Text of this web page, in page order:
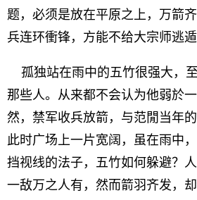
题，必须是放在平原之上，万箭
兵连环衝锋，方能不给大宗师逃遁
孤独站在雨中的五竹很强大，
那些人。从来都不会认为他弱於
然，禁军收兵放箭，与范閒当年
此时广场上一片宽阔，虽在雨中
挡视线的法子，五竹如何躲避？
一敌万之人有，然而箭羽齐发，